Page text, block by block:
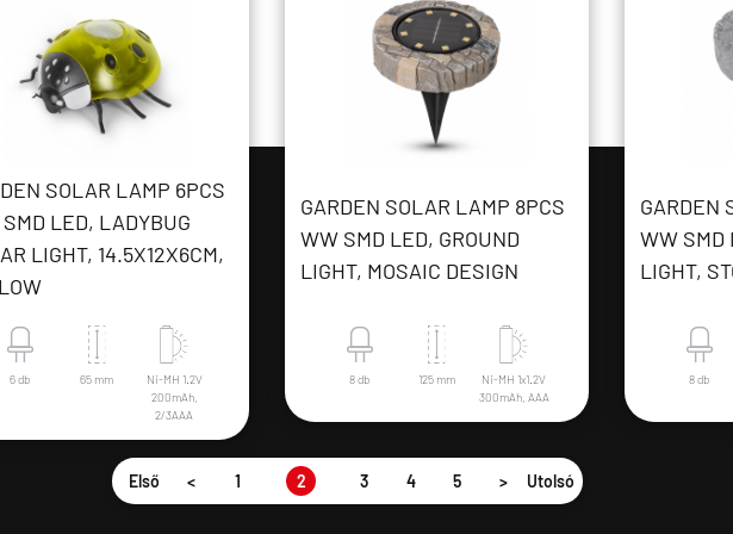
SOLAR LAMP 6PCS
LED, LADYBUG
LIGHT, 14.5X12X6CM,
6 db 65 mm
Ni-MH 1.2V
200mAh,
2/3AAA
GARDEN SOLAR LAMP 8PCS
WW SMD LED, GROUND
LIGHT, MOSAIC DESIGN
8 db 125 mm
Ni-MH 1x1.2V
300mAh, AAA
GARDEN
WW SMD
LIGHT,
8 db
Első < 1 2 3 4 5 > Utolsó